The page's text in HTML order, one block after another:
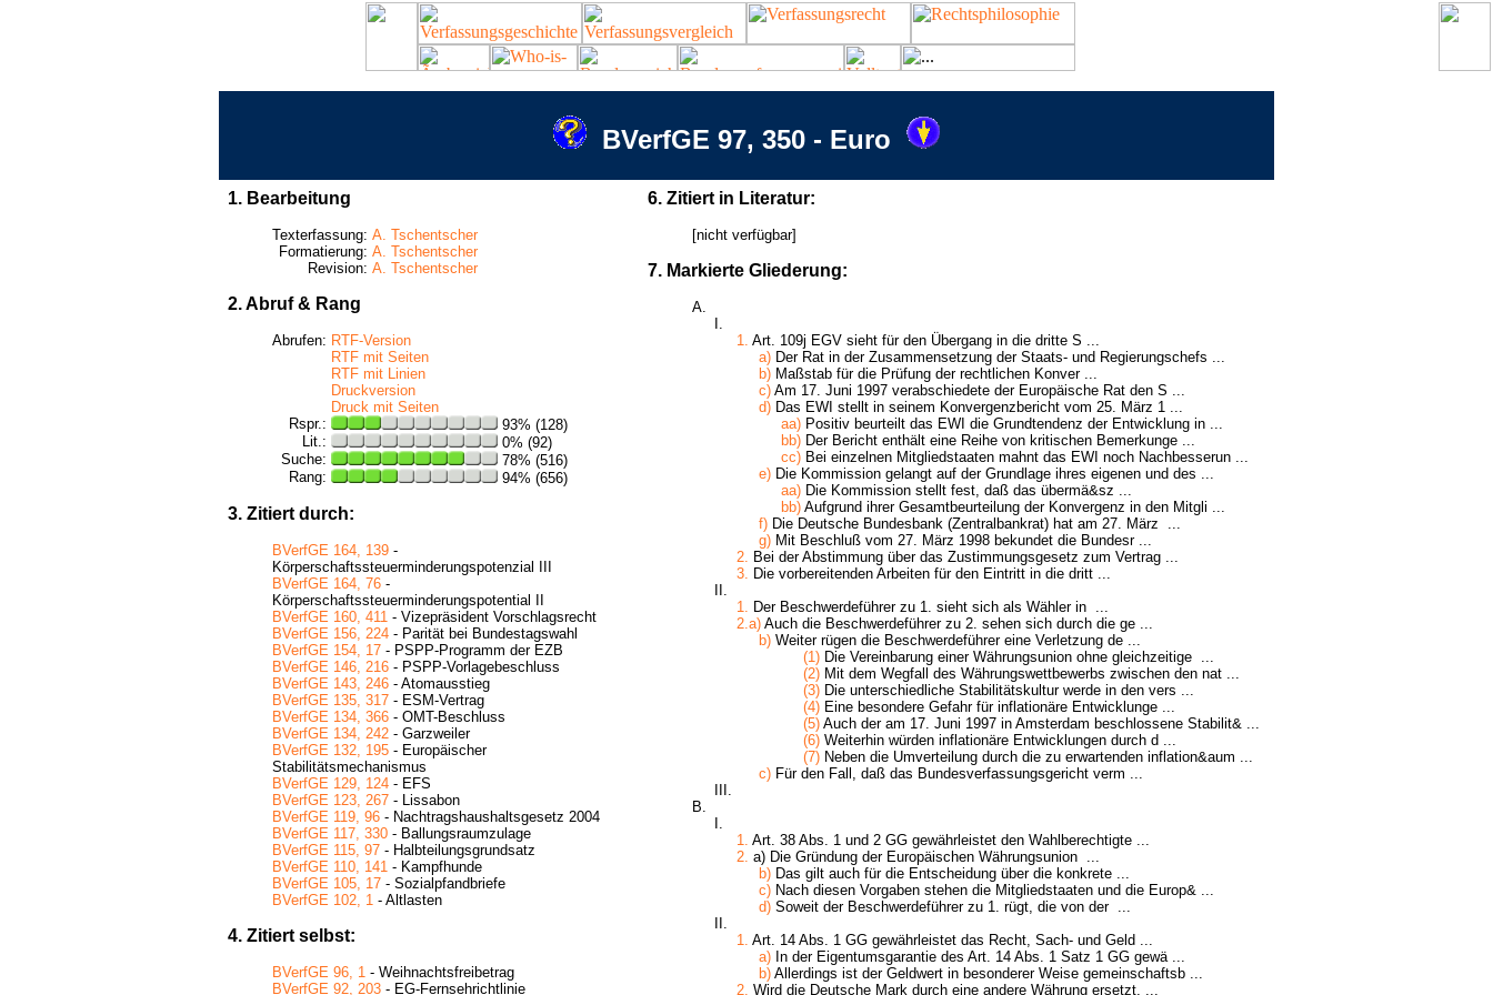
BVerfGE 97, 350 - Euro
1. Bearbeitung
Texterfassung: A. Tschentscher
Formatierung: A. Tschentscher
Revision: A. Tschentscher
2. Abruf & Rang
Abrufen: RTF-Version
RTF mit Seiten
RTF mit Linien
Druckversion
Druck mit Seiten
Rspr.:
93% (128)
Lit.:
0% (92)
Suche:
78% (516)
Rang:
94% (656)
3. Zitiert durch:
BVerfGE 164, 139 -
Körperschaftssteuerminderungspotenzial III
BVerfGE 164, 76 -
Körperschaftssteuerminderungspotential II
BVerfGE 160, 411 - Vizepräsident Vorschlagsrecht
BVerfGE 156, 224 - Parität bei Bundestagswahl
BVerfGE 154, 17 - PSPP-Programm der EZB
BVerfGE 146, 216 - PSPP-Vorlagebeschluss
BVerfGE 143, 246 - Atomausstieg
BVerfGE 135, 317 - ESM-Vertrag
BVerfGE 134, 366 - OMT-Beschluss
BVerfGE 134, 242 - Garzweiler
BVerfGE 132, 195 - Europäischer
Stabilitätsmechanismus
BVerfGE 129, 124 - EFS
BVerfGE 123, 267 - Lissabon
BVerfGE 119, 96 - Nachtragshaushaltsgesetz 2004
BVerfGE 117, 330 - Ballungsraumzulage
BVerfGE 115, 97 - Halbteilungsgrundsatz
BVerfGE 110, 141 - Kampfhunde
BVerfGE 105, 17 - Sozialpfandbriefe
BVerfGE 102, 1 - Altlasten
4. Zitiert selbst:
BVerfGE 96, 1 - Weihnachtsfreibetrag
BVerfGE 92, 203 - EG-Fernsehrichtlinie
6. Zitiert in Literatur:
[nicht verfügbar]
7. Markierte Gliederung:
A.
I.
1. Art. 109j EGV sieht für den Übergang in die dritte S ...
a) Der Rat in der Zusammensetzung der Staats- und Regierungschefs ...
b) Maßstab für die Prüfung der rechtlichen Konver ...
c) Am 17. Juni 1997 verabschiedete der Europäische Rat den S ...
d) Das EWI stellt in seinem Konvergenzbericht vom 25. März 1 ...
aa) Positiv beurteilt das EWI die Grundtendenz der Entwicklung in ...
bb) Der Bericht enthält eine Reihe von kritischen Bemerkunge ...
cc) Bei einzelnen Mitgliedstaaten mahnt das EWI noch Nachbesserun ...
e) Die Kommission gelangt auf der Grundlage ihres eigenen und des ...
aa) Die Kommission stellt fest, daß das übermä&sz ...
bb) Aufgrund ihrer Gesamtbeurteilung der Konvergenz in den Mitgli ...
f) Die Deutsche Bundesbank (Zentralbankrat) hat am 27. März ...
g) Mit Beschluß vom 27. März 1998 bekundet die Bundesr ...
2. Bei der Abstimmung über das Zustimmungsgesetz zum Vertrag ...
3. Die vorbereitenden Arbeiten für den Eintritt in die dritt ...
II.
1. Der Beschwerdeführer zu 1. sieht sich als Wähler in ...
2.a) Auch die Beschwerdeführer zu 2. sehen sich durch die ge ...
b) Weiter rügen die Beschwerdeführer eine Verletzung de ...
(1) Die Vereinbarung einer Währungsunion ohne gleichzeitige ...
(2) Mit dem Wegfall des Währungswettbewerbs zwischen den nat ...
(3) Die unterschiedliche Stabilitätskultur werde in den vers ...
(4) Eine besondere Gefahr für inflationäre Entwicklunge ...
(5) Auch der am 17. Juni 1997 in Amsterdam beschlossene Stabilit& ...
(6) Weiterhin würden inflationäre Entwicklungen durch d ...
(7) Neben die Umverteilung durch die zu erwartenden inflation&aum ...
c) Für den Fall, daß das Bundesverfassungsgericht verm ...
III.
B.
I.
1. Art. 38 Abs. 1 und 2 GG gewährleistet den Wahlberechtigte ...
2. a) Die Gründung der Europäischen Währungsunion ...
b) Das gilt auch für die Entscheidung über die konkrete ...
c) Nach diesen Vorgaben stehen die Mitgliedstaaten und die Europ& ...
d) Soweit der Beschwerdeführer zu 1. rügt, die von der ...
II.
1. Art. 14 Abs. 1 GG gewährleistet das Recht, Sach- und Geld ...
a) In der Eigentumsgarantie des Art. 14 Abs. 1 Satz 1 GG gewä ...
b) Allerdings ist der Geldwert in besonderer Weise gemeinschaftsb ...
2. Wird die Deutsche Mark durch eine andere Währung ersetzt, ...